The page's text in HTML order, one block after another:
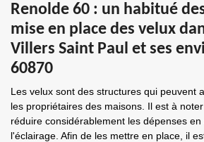
Renolde 60 : un habitué
mise en place des velux
Villers Saint Paul et ses
60870
Les velux sont des structures qui peuvent
les propriétaires des maisons. Il est à
réduire considérablement les dépenses
l'éclairage. Afin de les mettre en place, il